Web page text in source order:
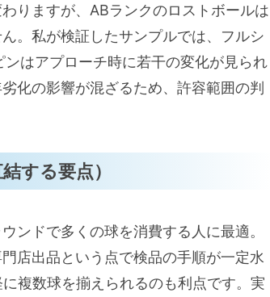
りますが、ABランクのロストボールは
。私が検証したサンプルでは、フルシ
はアプローチ時に若干の変化が見られ
化の影響が混ざるため、許容範囲の判
する要点）
ンドで多くの球を消費する人に最適。
店出品という点で検品の手順が一定水
複数球を揃えられるのも利点です。実